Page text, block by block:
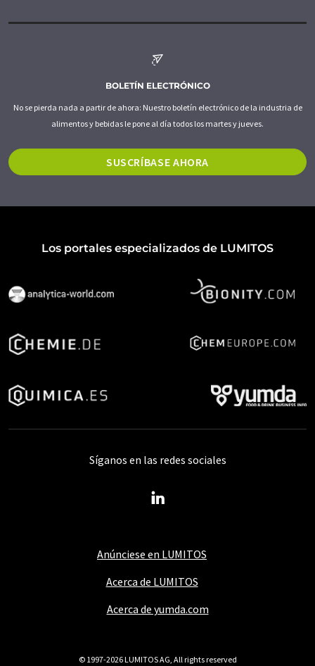
BOLETÍN ELECTRÓNICO
No se pierda nada a partir de ahora: Nuestro boletín electrónico de la industria de
alimentos y bebidas le pone al día todos los martes y jueves.
SUSCRÍBASE AHORA
Los portales especializados de LUMITOS
Anúnciese en LUMITOS
Acerca de LUMITOS
Acerca de yumda.com
Síganos en las redes sociales
© 1997-2026 LUMITOS AG, All rights reserved